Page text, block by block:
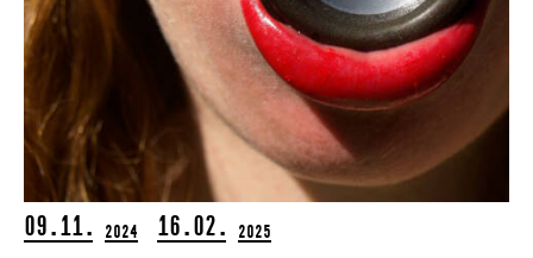
09.11. 2024 16.02. 2025